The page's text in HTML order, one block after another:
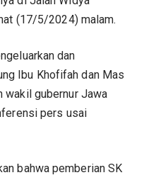
(17/5/2024) malam.
dan
Ibu Khofifah dan Mas
wakil gubernur Jawa
pers usai
bahwa pemberian SK